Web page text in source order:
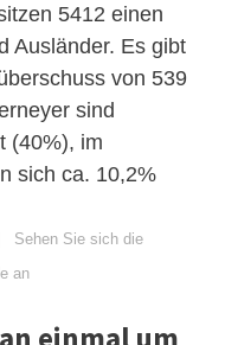
5412 einen
Ausländer. Es gibt
von 539
sind
(40%), im
sich ca. 10,2%
Sehen Sie sich die
an
einmal um